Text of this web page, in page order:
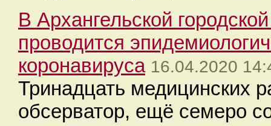
В Архангельской
проводится
коронавируса 16.04.2020
Тринадцать медицинских
обсерватор, ещё семеро